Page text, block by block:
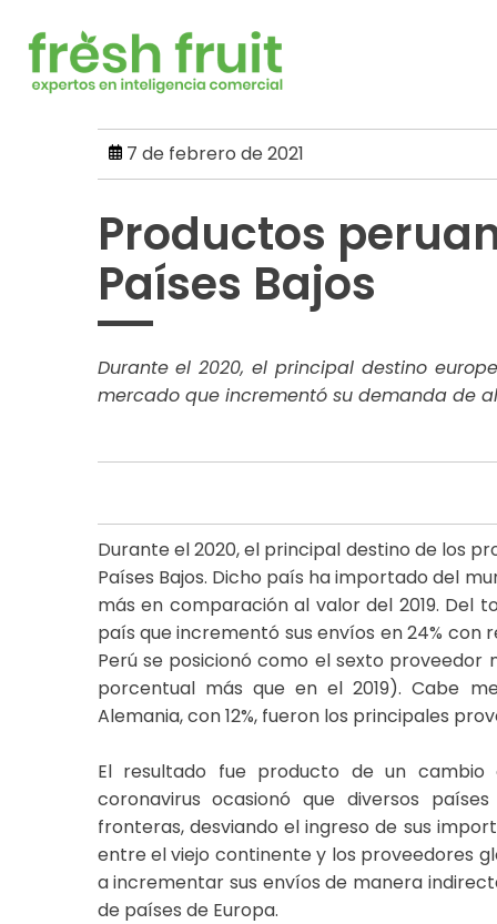
content
7 de febrero de 2021
Productos
Países Bajos
Durante el 2020, el principal destino
mercado que incrementó su demanda de
Durante el 2020, el principal destino de los
Países Bajos. Dicho país ha importado del
más en comparación al valor del 2019. Del
país que incrementó sus envíos en 24%
Perú se posicionó como el sexto
porcentual más que en el 2019). Cabe
Alemania, con 12%, fueron los principales
El resultado fue producto de un
coronavirus ocasionó que diversos
fronteras, desviando el ingreso de sus
entre el viejo continente y los proveedores
a incrementar sus envíos de manera
de países de Europa.